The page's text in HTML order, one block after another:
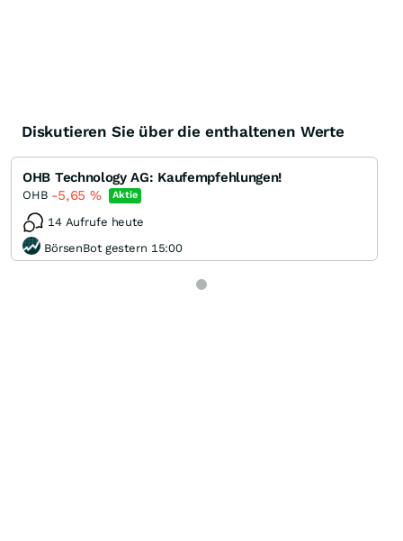
Diskutieren Sie über die enthaltenen Werte
OHB Technology AG: Kaufempfehlungen!
OHB -5,65 % Aktie
14 Aufrufe heute
BörsenBot gestern 15:00